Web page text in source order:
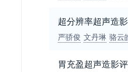
超分辨率超声造
严骄俊 文丹琳 骆云
胃充盈超声造影